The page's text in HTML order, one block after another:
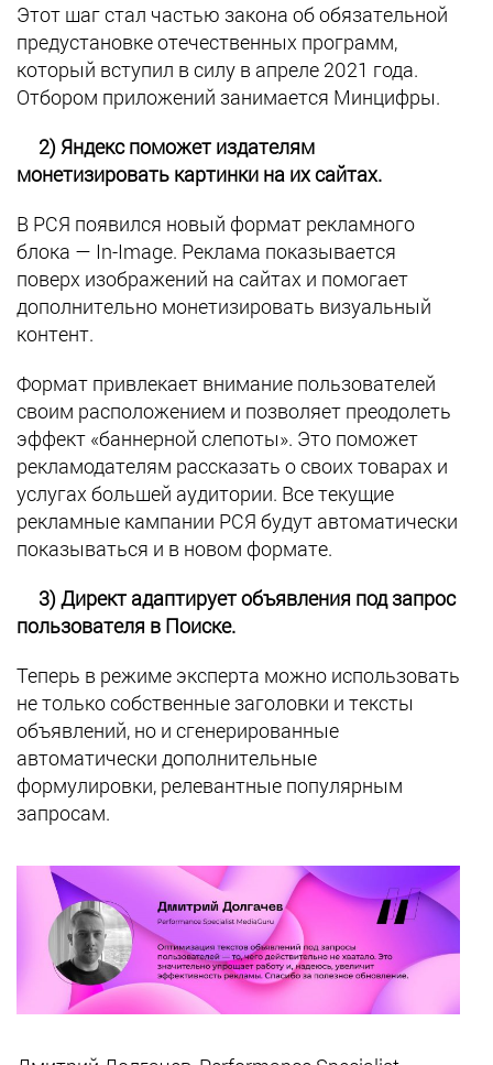
Этот шаг стал частью закона об обязательной
предустановке отечественных программ,
который вступил в силу в апреле 2021 года.
Отбором приложений занимается Минцифры.
2) Яндекс поможет издателям
монетизировать картинки на их сайтах.
В РСЯ появился новый формат рекламного
блока — In-Image. Реклама показывается
поверх изображений на сайтах и помогает
дополнительно монетизировать визуальный
контент.
Формат привлекает внимание пользователей
своим расположением и позволяет преодолеть
эффект «баннерной слепоты». Это поможет
рекламодателям рассказать о своих товарах и
услугах большей аудитории. Все текущие
рекламные кампании РСЯ будут автоматически
показываться и в новом формате.
3)Директ адаптирует объявления под запрос
пользователя в Поиске.
Теперь в режиме эксперта можно использовать
не только собственные заголовки и тексты
объявлений, но и сгенерированные
автоматически дополнительные
формулировки, релевантные популярным
запросам.